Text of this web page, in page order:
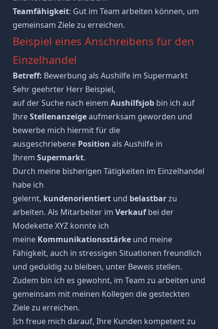
Teamfähigkeit: Gut im Team arbeiten können, um
gemeinsam Ziele zu erreichen.
Beispiel eines Anschreibens für den
Einzelhandel
Betreff: Bewerbung als Aushilfe im Supermarkt
Sehr geehrter Herr Beispiel,
auf der Suche nach einem Aushilfsjobbin ich auf
IhreStellenanzeigeaufmerksam geworden und
bewerbe mich hiermit für die
ausgeschriebene Position als Aushilfe in
Ihrem Supermarkt.
Durch meine bisherigen Tätigkeiten im Einzelhandel
habe ich
gelernt, kundenorientiertund belastbarzu
arbeiten. Als Mitarbeiter im Verkaufbei der
Modekette XYZ konnte ich
meine Kommunikationsstärkeund meine
Fähigkeit, auch in stressigen Situationen freundlich
und geduldig zu bleiben, unter Beweis stellen.
Zudem bin ich es gewohnt, im Team zu arbeiten und
gemeinsam mit meinen Kollegen die gesteckten
Ziele zu erreichen.
Ich freue mich darauf, Ihre Kunden kompetent zu